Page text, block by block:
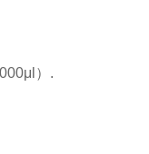
）.